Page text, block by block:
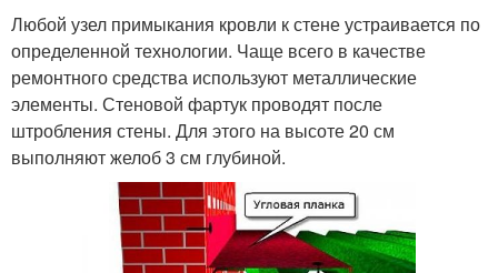
Любой узел примыкания кровли к стене устраивается по
определенной технологии. Чаще всего в качестве
ремонтного средства используют металлические
элементы. Стеновой фартук проводят после
штробления стены. Для этого на высоте 20 см
выполняют желоб 3 см глубиной.